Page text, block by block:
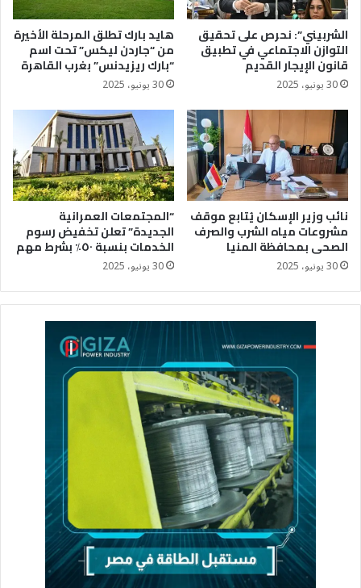
الشربيني”: نحرص على تحقيق
التوازن الاجتماعي في تطبيق
قانون الإيجار القديم
30 يونيو، 2025
هايد بارك تطلق المرحلة الأخيرة
من “جاردن ليكس” تحت اسم
“بارك ريزيدنس” بغرب القاهرة
30 يونيو، 2025
نائب وزير الإسكان يُتابع موقف
مشروعات مياه الشرب والصرف
الصحى بمحافظة المنيا
30 يونيو، 2025
“المجتمعات العمرانية
الجديدة” تعلن تخفيض رسوم
الخدمات بنسبة ٥٠٪؜ بشرط مهم
30 يونيو، 2025